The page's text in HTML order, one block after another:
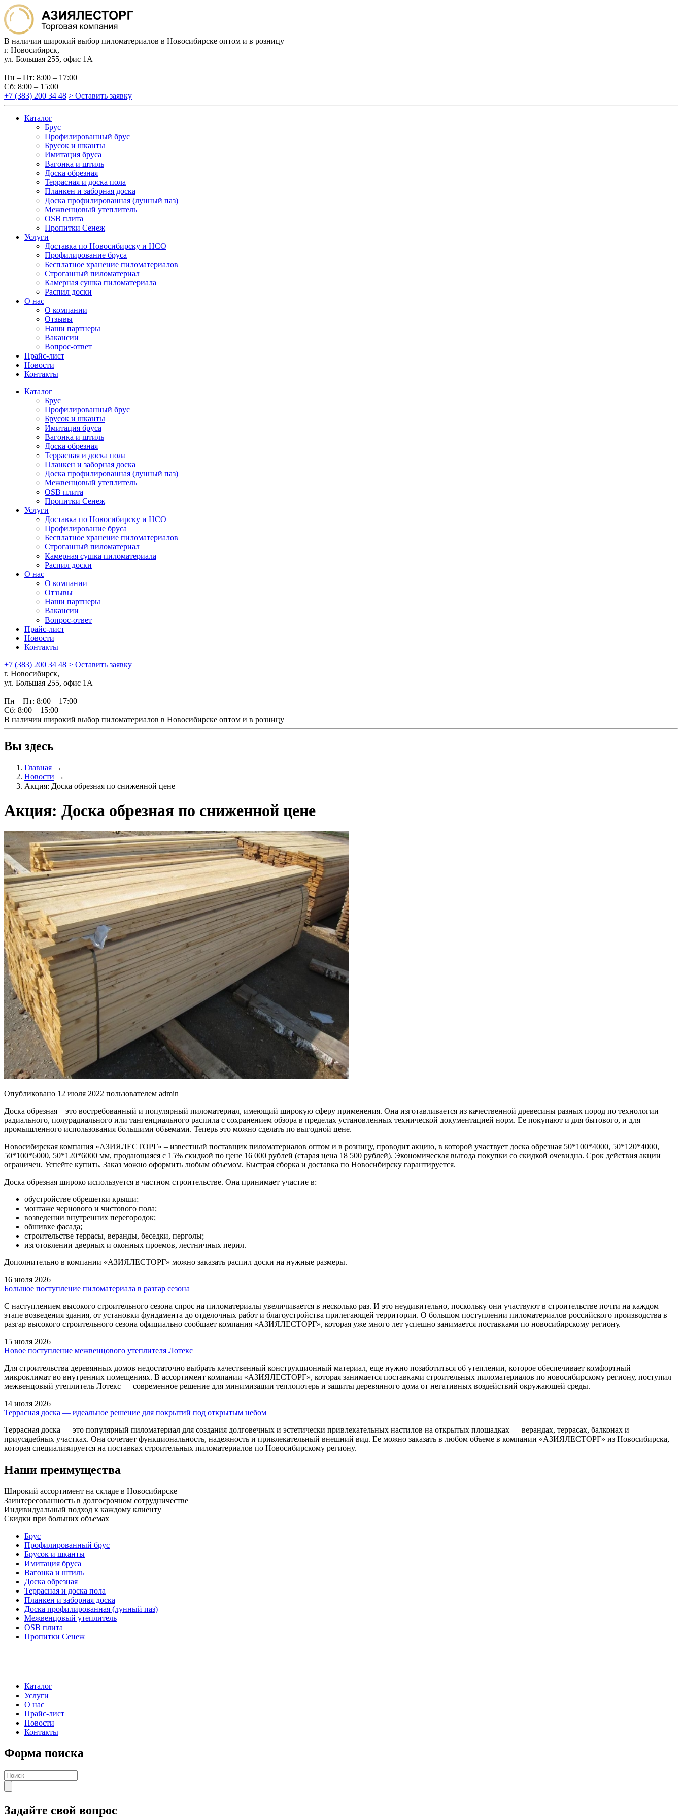
В наличии широкий выбор пиломатериалов в Новосибирске оптом и в розницу
г. Новосибирск,
ул. Большая 255, офис 1А
Пн – Пт: 8:00 – 17:00
Сб: 8:00 – 15:00
+7 (383) 200 34 48 > Оставить заявку
Каталог
Брус
Профилированный брус
Брусок и шканты
Имитация бруса
Вагонка и штиль
Доска обрезная
Террасная и доска пола
Планкен и заборная доска
Доска профилированная (лунный паз)
Межвенцовый утеплитель
OSB плита
Пропитки Сенеж
Услуги
Доставка по Новосибирску и НСО
Профилирование бруса
Бесплатное хранение пиломатериалов
Строганный пиломатериал
Камерная сушка пиломатериала
Распил доски
О нас
О компании
Отзывы
Наши партнеры
Вакансии
Вопрос-ответ
Прайс-лист
Новости
Контакты
Каталог
Брус
Профилированный брус
Брусок и шканты
Имитация бруса
Вагонка и штиль
Доска обрезная
Террасная и доска пола
Планкен и заборная доска
Доска профилированная (лунный паз)
Межвенцовый утеплитель
OSB плита
Пропитки Сенеж
Услуги
Доставка по Новосибирску и НСО
Профилирование бруса
Бесплатное хранение пиломатериалов
Строганный пиломатериал
Камерная сушка пиломатериала
Распил доски
О нас
О компании
Отзывы
Наши партнеры
Вакансии
Вопрос-ответ
Прайс-лист
Новости
Контакты
+7 (383) 200 34 48 > Оставить заявку
г. Новосибирск,
ул. Большая 255, офис 1А
Пн – Пт: 8:00 – 17:00
Сб: 8:00 – 15:00
В наличии широкий выбор пиломатериалов в Новосибирске оптом и в розницу
Вы здесь
Главная →
Новости →
Акция: Доска обрезная по сниженной цене
Акция: Доска обрезная по сниженной цене
Опубликовано 12 июля 2022 пользователем admin
Доска обрезная – это востребованный и популярный пиломатериал, имеющий широкую сферу применения. Она изготавливается из качественной древесины разных пород по технологии
радиального, полурадиального или тангенциального распила с сохранением обзора в пределах установленных технической документацией норм. Ее покупают и для бытового, и для
промышленного использования большими объемами. Теперь это можно сделать по выгодной цене.
Новосибирская компания «АЗИЯЛЕСТОРГ» – известный поставщик пиломатериалов оптом и в розницу, проводит акцию, в которой участвует доска обрезная 50*100*4000, 50*120*4000,
50*100*6000, 50*120*6000 мм, продающаяся с 15% скидкой по цене 16 000 рублей (старая цена 18 500 рублей). Экономическая выгода покупки со скидкой очевидна. Срок действия акции
ограничен. Успейте купить. Заказ можно оформить любым объемом. Быстрая сборка и доставка по Новосибирску гарантируется.
Доска обрезная широко используется в частном строительстве. Она принимает участие в:
обустройстве обрешетки крыши;
монтаже чернового и чистового пола;
возведении внутренних перегородок;
обшивке фасада;
строительстве террасы, веранды, беседки, перголы;
изготовлении дверных и оконных проемов, лестничных перил.
Дополнительно в компании «АЗИЯЛЕСТОРГ» можно заказать распил доски на нужные размеры.
16 июля 2026
Большое поступление пиломатериала в разгар сезона
С наступлением высокого строительного сезона спрос на пиломатериалы увеличивается в несколько раз. И это неудивительно, поскольку они участвуют в строительстве почти на каждом
этапе возведения здания, от установки фундамента до отделочных работ и благоустройства прилегающей территории. О большом поступлении пиломатериалов российского производства в
разгар высокого строительного сезона официально сообщает компания «АЗИЯЛЕСТОРГ», которая уже много лет успешно занимается поставками по новосибирскому региону.
15 июля 2026
Новое поступление межвенцового утеплителя Лотекс
Для строительства деревянных домов недостаточно выбрать качественный конструкционный материал, еще нужно позаботиться об утеплении, которое обеспечивает комфортный
микроклимат во внутренних помещениях. В ассортимент компании «АЗИЯЛЕСТОРГ», которая занимается поставками строительных пиломатериалов по новосибирскому региону, поступил
межвенцовый утеплитель Лотекс — современное решение для минимизации теплопотерь и защиты деревянного дома от негативных воздействий окружающей среды.
14 июля 2026
Террасная доска — идеальное решение для покрытий под открытым небом
Террасная доска — это популярный пиломатериал для создания долговечных и эстетически привлекательных настилов на открытых площадках — верандах, террасах, балконах и
приусадебных участках. Она сочетает функциональность, надежность и привлекательный внешний вид. Ее можно заказать в любом объеме в компании «АЗИЯЛЕСТОРГ» из Новосибирска,
которая специализируется на поставках строительных пиломатериалов по Новосибирскому региону.
Наши преимущества
Широкий ассортимент на складе в Новосибирске
Заинтересованность в долгосрочном сотрудничестве
Индивидуальный подход к каждому клиенту
Скидки при больших объемах
Брус
Профилированный брус
Брусок и шканты
Имитация бруса
Вагонка и штиль
Доска обрезная
Террасная и доска пола
Планкен и заборная доска
Доска профилированная (лунный паз)
Межвенцовый утеплитель
OSB плита
Пропитки Сенеж
Каталог
Услуги
О нас
Прайс-лист
Новости
Контакты
Форма поиска
Задайте свой вопрос